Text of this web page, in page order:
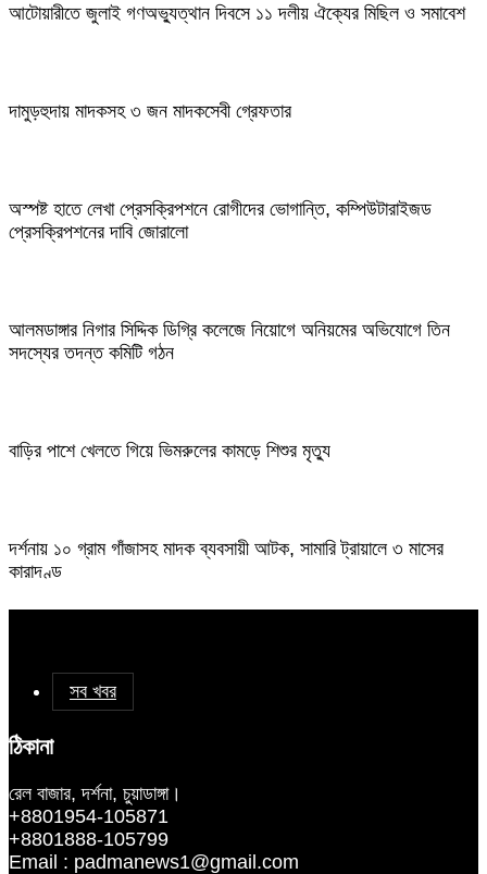
আটোয়ারীতে জুলাই গণঅভ্যুত্থান দিবসে ১১ দলীয় ঐক্যের মিছিল ও সমাবেশ
দামুড়হুদায় মাদকসহ ৩ জন মাদকসেবী গ্রেফতার
অস্পষ্ট হাতে লেখা প্রেসক্রিপশনে রোগীদের ভোগান্তি, কম্পিউটারাইজড
প্রেসক্রিপশনের দাবি জোরালো
আলমডাঙ্গার নিগার সিদ্দিক ডিগ্রি কলেজে নিয়োগে অনিয়মের অভিযোগে তিন
সদস্যের তদন্ত কমিটি গঠন
বাড়ির পাশে খেলতে গিয়ে ভিমরুলের কামড়ে শিশুর মৃত্যু
দর্শনায় ১০ গ্রাম গাঁজাসহ মাদক ব্যবসায়ী আটক, সামারি ট্রায়ালে ৩ মাসের
কারাদণ্ড
সব খবর
ঠিকানা
রেল বাজার, দর্শনা, চুয়াডাঙ্গা।
+8801954-105871
+8801888-105799
Email : padmanews1@gmail.com